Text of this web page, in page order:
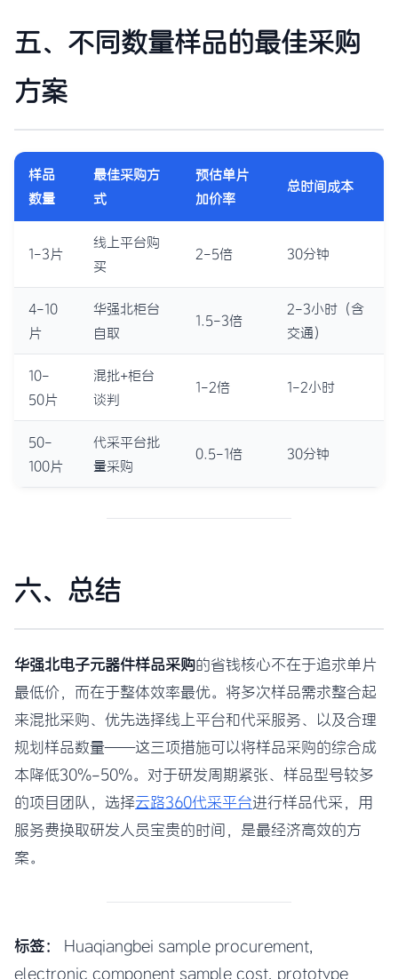
五、不同数量样品的最佳采购
方案
样品
数量
最佳采购方
式
预估单片
加价率
总时间成本
1-3片
线上平台购
买
2-5倍 30分钟
4-10
片
华强北柜台
自取
1.5-3倍
2-3小时（含
交通）
10-
50片
混批+柜台
谈判
1-2倍 1-2小时
50-
100片
代采平台批
量采购
0.5-1倍 30分钟
六、总结
华强北电子元器件样品采购的省钱核心不在于追求单片
最低价，而在于整体效率最优。将多次样品需求整合起
来混批采购、优先选择线上平台和代采服务、以及合理
规划样品数量——这三项措施可以将样品采购的综合成
本降低30%-50%。对于研发周期紧张、样品型号较多
的项目团队，选择云路360代采平台进行样品代采，用
服务费换取研发人员宝贵的时间，是最经济高效的方
案。
标签：
Huaqiangbei sample procurement,
electronic component sample cost, prototype